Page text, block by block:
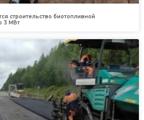
строительство биотопливной
3 МВт